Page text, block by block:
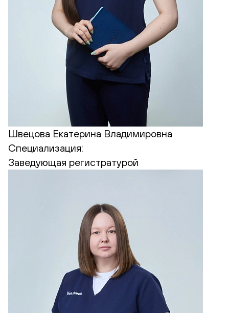
Швецова Екатерина Владимировна
Специализация:
Заведующая регистратурой